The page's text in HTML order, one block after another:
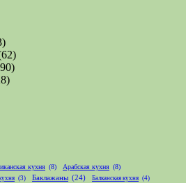
кухня (8) Арабская кухня (8)
(3) Баклажаны (24) Балканская кухня (4)